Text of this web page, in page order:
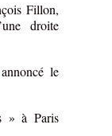
Fillon,
droite
le
» à Paris